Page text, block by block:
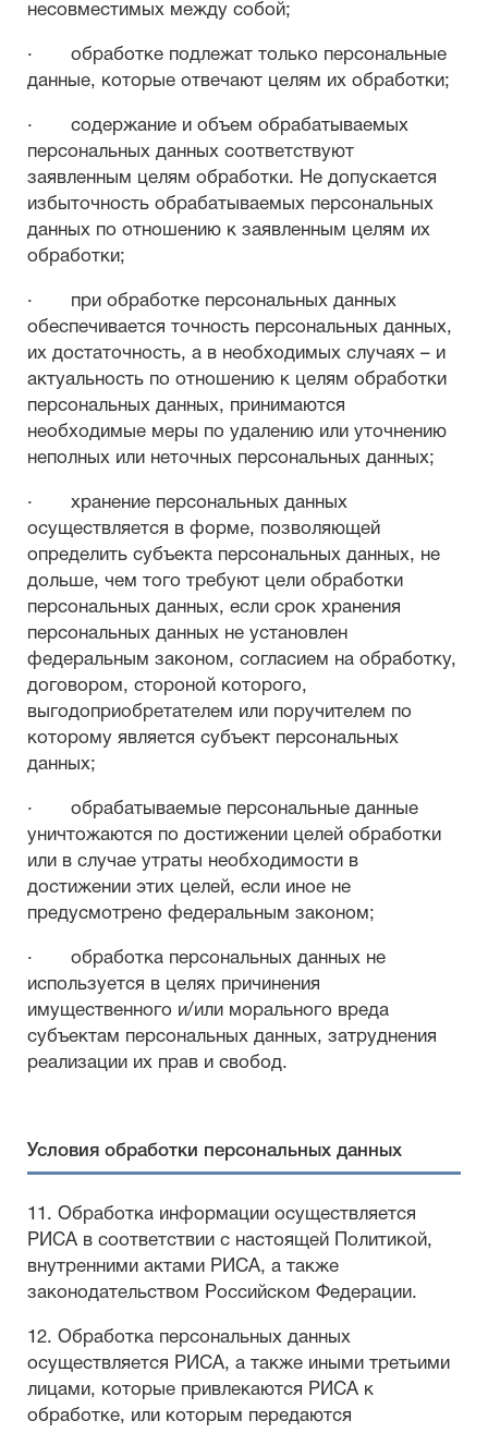
несовместимых между собой;
· обработке подлежат только персональные
данные, которые отвечают целям их обработки;
· содержание и объем обрабатываемых
персональных данных соответствуют
заявленным целям обработки. Не допускается
избыточность обрабатываемых персональных
данных по отношению к заявленным целям их
обработки;
· при обработке персональных данных
обеспечивается точность персональных данных,
их достаточность, а в необходимых случаях – и
актуальность по отношению к целям обработки
персональных данных, принимаются
необходимые меры по удалению или уточнению
неполных или неточных персональных данных;
· хранение персональных данных
осуществляется в форме, позволяющей
определить субъекта персональных данных, не
дольше, чем того требуют цели обработки
персональных данных, если срок хранения
персональных данных не установлен
федеральным законом, согласием на обработку,
договором, стороной которого,
выгодоприобретателем или поручителем по
которому является субъект персональных
данных;
· обрабатываемые персональные данные
уничтожаются по достижении целей обработки
или в случае утраты необходимости в
достижении этих целей, если иное не
предусмотрено федеральным законом;
· обработка персональных данных не
используется в целях причинения
имущественного и/или морального вреда
субъектам персональных данных, затруднения
реализации их прав и свобод.
Условия обработки персональных данных
11. Обработка информации осуществляется
РИСА в соответствии с настоящей Политикой,
внутренними актами РИСА, а также
законодательством Российском Федерации.
12. Обработка персональных данных
осуществляется РИСА, а также иными третьими
лицами, которые привлекаются РИСА к
обработке, или которым передаются